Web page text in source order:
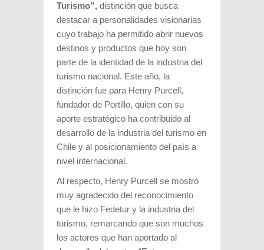
Turismo”, distinción que busca
destacar a personalidades visionarias
cuyo trabajo ha permitido abrir nuevos
destinos y productos que hoy son
parte de la identidad de la industria del
turismo nacional. Este año, la
distinción fue para Henry Purcell,
fundador de Portillo, quien con su
aporte estratégico ha contribuido al
desarrollo de la industria del turismo en
Chile y al posicionamiento del país a
nivel internacional.
Al respecto, Henry Purcell se mostró
muy agradecido del reconocimiento
que le hizo Fedetur y la industria del
turismo, remarcando que son muchos
los actores que han aportado al